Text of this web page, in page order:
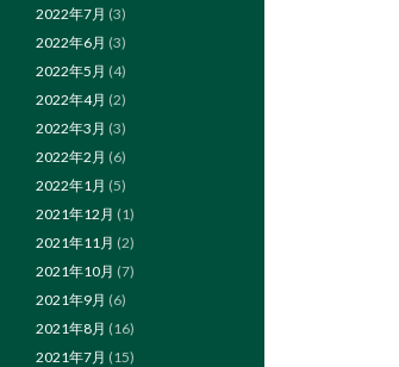
2022年7月 (3)
2022年6月 (3)
2022年5月 (4)
2022年4月 (2)
2022年3月 (3)
2022年2月 (6)
2022年1月 (5)
2021年12月 (1)
2021年11月 (2)
2021年10月 (7)
2021年9月 (6)
2021年8月 (16)
2021年7月 (15)